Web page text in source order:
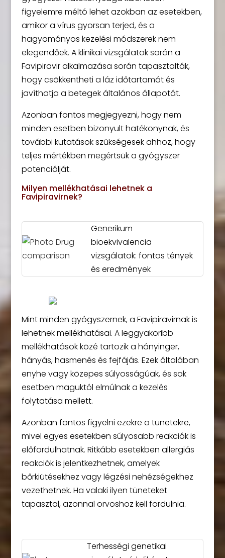
figyelemre méltó lehet azokban az esetekben,
amikor a vírus gyorsan terjed, és a
hagyományos kezelési módszerek nem
elegendőek. A klinikai vizsgálatok során a
Favipiravir alkalmazása során tapasztalták,
hogy csökkentheti a láz időtartamát és
javíthatja a betegek általános állapotát.
Azonban fontos megjegyezni, hogy nem
minden esetben bizonyult hatékonynak, és
további kutatások szükségesek ahhoz, hogy
teljes mértékben megértsük a gyógyszer
potenciálját.
Milyen mellékhatásai lehetnek a
Favipiravirnek?
Generikum
bioekvivalencia
vizsgálatok: fontos tények
és eredmények
Mint minden gyógyszernek, a Favipiravirnak is
lehetnek mellékhatásai. A leggyakoribb
mellékhatások közé tartozik a hányinger,
hányás, hasmenés és fejfájás. Ezek általában
enyhe vagy közepes súlyosságúak, és sok
esetben maguktól elmúlnak a kezelés
folytatása mellett.
Azonban fontos figyelni ezekre a tünetekre,
mivel egyes esetekben súlyosabb reakciók is
előfordulhatnak. Ritkább esetekben allergiás
reakciók is jelentkezhetnek, amelyek
bőrkiütésekhez vagy légzési nehézségekhez
vezethetnek. Ha valaki ilyen tüneteket
tapasztal, azonnal orvoshoz kell fordulnia.
Terhességi genetikai